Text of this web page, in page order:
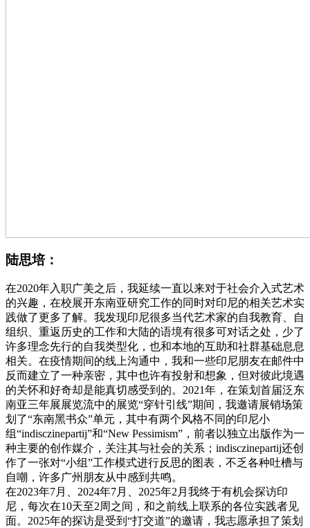
陆思培：
在2020年入职广美之后，我延续一直以来对于社会介入式艺术
的兴趣，在校展开东南亚研究工作的同时对印尼的相关艺术实
践做了更多了解。我发现印尼很多当代艺术家的自我教育、自
组织、重返历史的工作和大陆的语境有很多可对话之处，少了
许多理念先行的自我类型化，也和本地的互助和社群基础息息
相关。在疫情期间的线上沟通中，我和一些印尼朋友在邮件中
反而建立了一种亲密，其中也许有投射和想象，但对彼此境遇
的关怀和好奇却是能真切感受到的。2021年，在策划首届泛东
南亚三年展展览流中的展览“穿针引线”期间，我邀请展销场策
划了“东南黑书众”单元，其中有两个风格不同的印尼小
组“indisczinepartij”和“New Pessimism”，前者以独立出版作为一
种主要的创作媒介，关注其与社会的关系；indisczinepartij还创
作了一张对“小组”工作模式进行反思的图表，不乏各种吐槽与
自嘲，许多广州朋友从中感到共鸣。
在2023年7月、2024年7月、2025年2月我终于有机会探访印
尼，每次在10天至2周之间，和之前线上联系的各位实践者见
面。2025年的探访是受到“打交道”的邀请，我志愿承担了策划